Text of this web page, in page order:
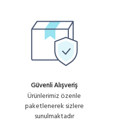
METRE
Güvenli Alışveriş
Ürünlerimiz özenle
paketlenerek sizlere
sunulmaktadır